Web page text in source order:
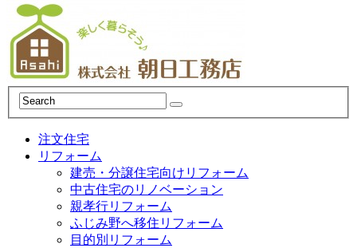
注文住宅
リフォーム
建売・分譲住宅向けリフォーム
中古住宅のリノベーション
親孝行リフォーム
ふじみ野へ移住リフォーム
目的別リフォーム